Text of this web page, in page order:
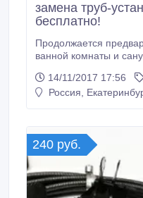
замена труб-
бесплатно!
Продолжается
ванной комнаты и
Мы работаем ПО
записаться! Компания "Ремонт под ключ"
комнаты и санузла под ключ! Телефон
14/11/2017 17:56
Россия,
240 руб.